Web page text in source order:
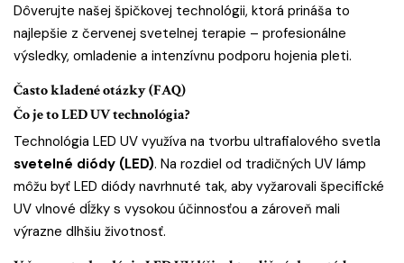
Dôverujte našej špičkovej technológii, ktorá prináša to
najlepšie z červenej svetelnej terapie – profesionálne
výsledky, omladenie a intenzívnu podporu hojenia pleti.
Často kladené otázky (FAQ)
Čo je to LED UV technológia?
Technológia LED UV využíva na tvorbu ultrafialového svetla
svetelné diódy (LED). Na rozdiel od tradičných UV lámp
môžu byť LED diódy navrhnuté tak, aby vyžarovali špecifické
UV vlnové dĺžky s vysokou účinnosťou a zároveň mali
výrazne dlhšiu životnosť.